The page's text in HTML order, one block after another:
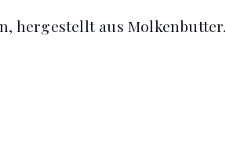
hergestellt aus Molkenbutter.